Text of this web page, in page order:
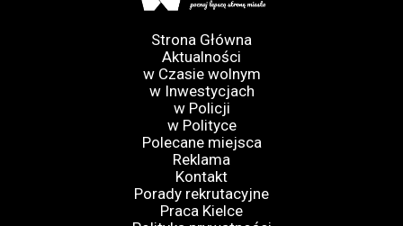
Strona Główna
Aktualności
w Czasie wolnym
w Inwestycjach
w Policji
w Polityce
Polecane miejsca
Reklama
Kontakt
Porady rekrutacyjne
Praca Kielce